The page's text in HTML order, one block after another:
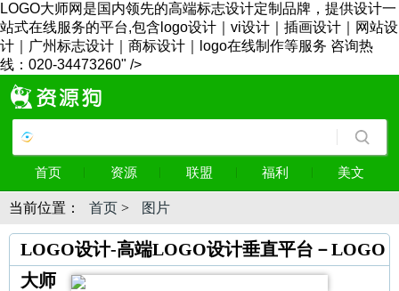
LOGO大师网是国内领先的高端标志设计定制品牌，提供设计一
站式在线服务的平台,包含logo设计｜vi设计｜插画设计｜网站设
计｜广州标志设计｜商标设计｜logo在线制作等服务 咨询热
线：020-34473260" />
首页 资源 联盟 福利 美文
当前位置： 首页 > 图片
LOGO设计-高端LOGO设计垂直平台－LOGO
大师